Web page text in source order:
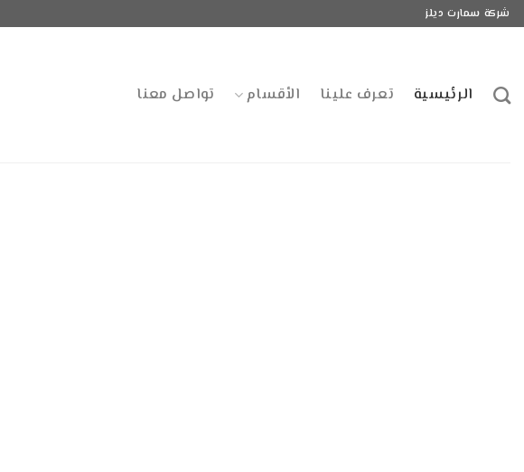
Skip
to
شركة سمارت ديلز
الرئيسية تعرف علينا الأقسام تواصل معنا